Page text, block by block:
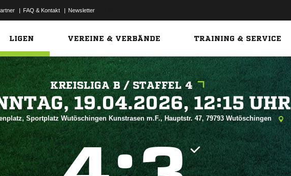
| FAQ & Kontakt | Newsletter
LIGEN VEREINE & VERBÄNDE TRAINING & SERVICE
KREISLIGA B / STAFFEL 4
  
Sportplatz Wutöschingen Kunstrasen m.F., Hauptstr. 47, 79793 Wutöschingen